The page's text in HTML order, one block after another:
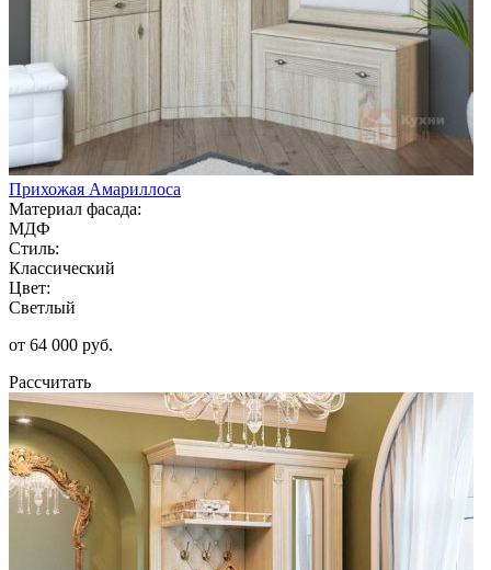
Прихожая Амариллоса
Материал фасада:
МДФ
Стиль:
Классический
Цвет:
Светлый
от 64 000 руб.
Рассчитать